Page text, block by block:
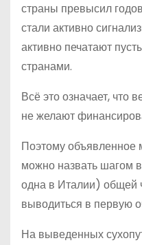
страны превысил
стали активно
активно печатают
странами.
Всё это означает, что
не желают
Поэтому
можно назвать шагом
одна в Италии) общей
выводиться в первую
На выведенных